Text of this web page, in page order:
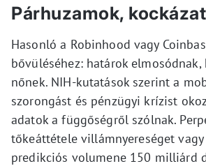
Párhuzamok,
Hasonló a Robinhood vagy
bővüléséhez: határok elmosódnak,
nőnek. NIH-kutatások szerint a
szorongást és pénzügyi krízist
adatok a függőségről szólnak.
tőkeáttétele villámnyereséget
predikciós volumene 150 milliárd